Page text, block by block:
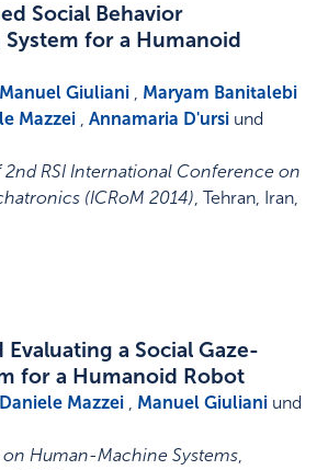
Social Behavior
for a Humanoid
Manuel Giuliani , Maryam Banitalebi
Mazzei ,Annamaria D'ursi und
RSI International Conference on
(ICRoM 2014),Tehran, Iran,
a Social Gaze-
for a Humanoid Robot
Daniele Mazzei , Manuel Giuliani und
on Human-Machine Systems,